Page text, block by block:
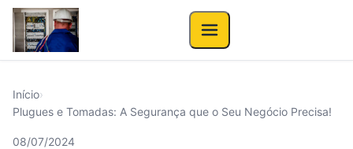
Início›
Plugues e Tomadas: A Segurança que o Seu Negócio Precisa!
08/07/2024